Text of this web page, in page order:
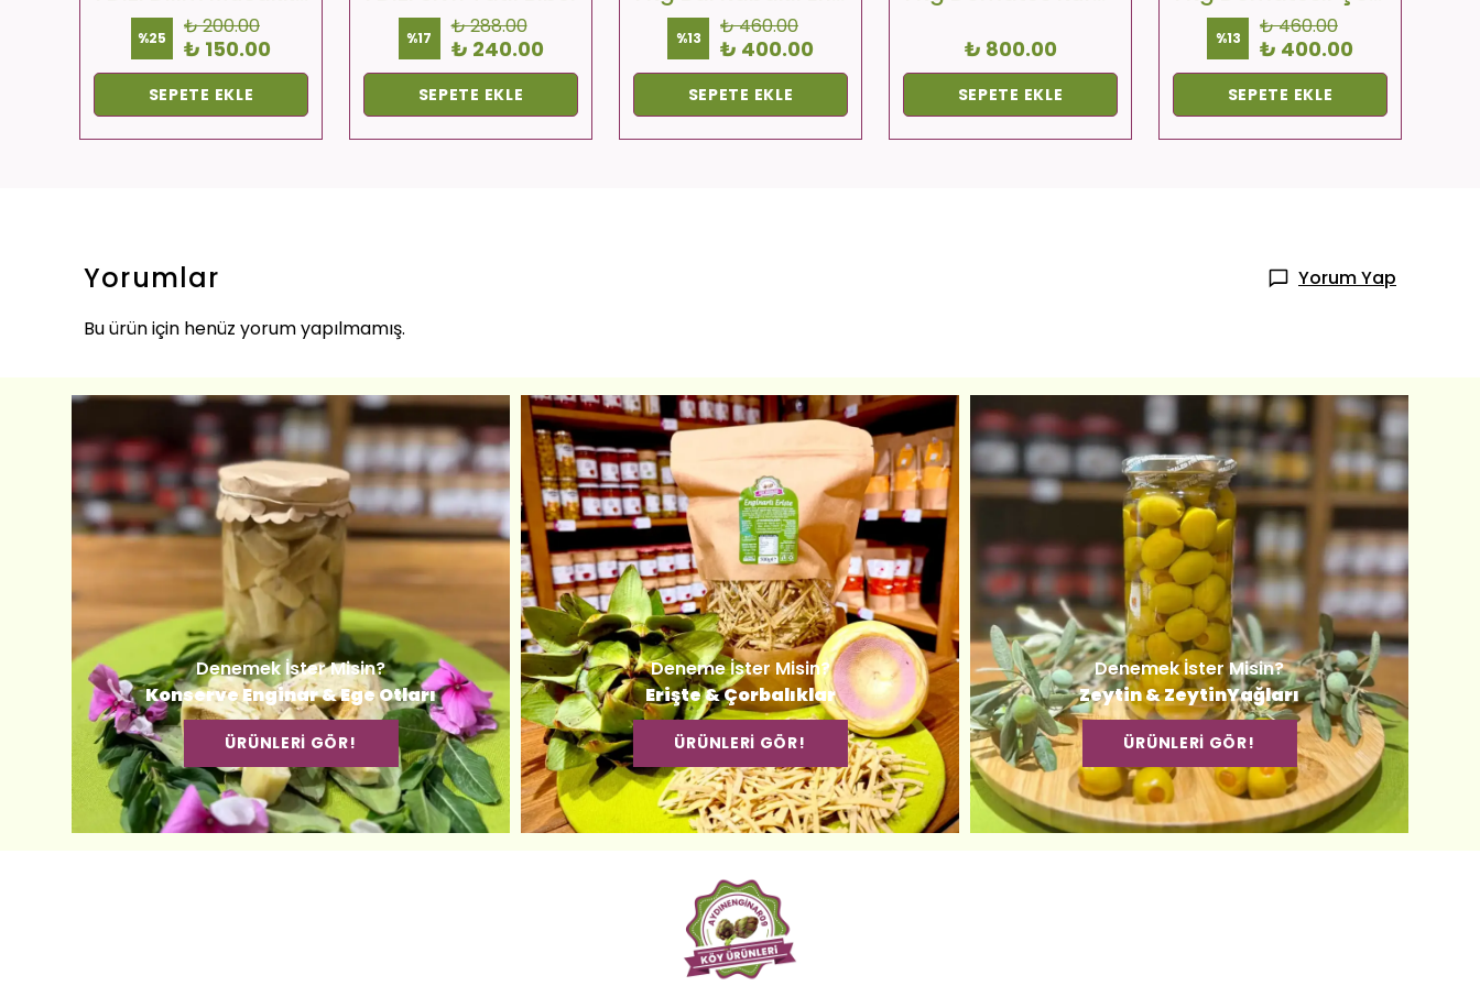
%25 ₺ 200.00
₺ 150.00
SEPETE EKLE
%17 ₺ 288.00
₺ 240.00
SEPETE EKLE
%13 ₺ 460.00
₺ 400.00
SEPETE EKLE
₺ 800.00
SEPETE EKLE
%13 ₺ 460.00
₺ 400.00
SEPETE EKLE
Yorumlar
Yorum Yap
Bu ürün için henüz yorum yapılmamış.
Denemek İster Misin?
Konserve Enginar & Ege Otları
ÜRÜNLERİ GÖR!
Deneme İster Misin?
Erişte & Çorbalıklar
ÜRÜNLERİ GÖR!
Denemek İster Misin?
Zeytin & ZeytinYağları
ÜRÜNLERİ GÖR!